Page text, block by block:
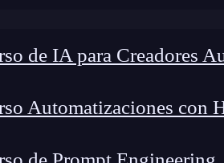
de IA para Creadores
Automatizaciones con
Especialista en tecnología y formación